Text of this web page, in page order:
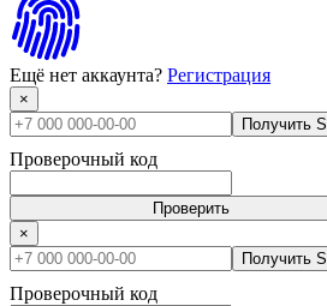
Ещё нет аккаунта? Регистрация
×
Получить
Проверочный код
Проверить
×
Получить
Проверочный код